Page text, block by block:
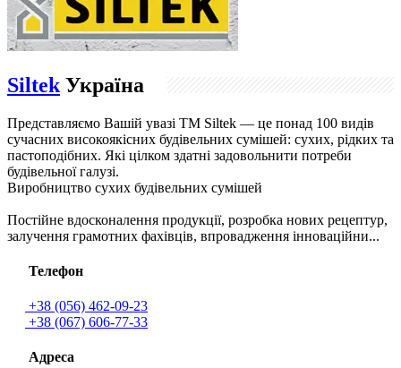
Siltek Україна
Представляємо Вашій увазі ТМ Siltek — це понад 100 видів
сучасних високоякісних будівельних сумішей: сухих, рідких та
пастоподібних. Які цілком здатні задовольнити потреби
будівельної галузі.
Виробництво сухих будівельних сумішей
Постійне вдосконалення продукції, розробка нових рецептур,
залучення грамотних фахівців, впровадження інноваційни...
Телефон
+38 (056) 462-09-23
+38 (067) 606-77-33
Адреса